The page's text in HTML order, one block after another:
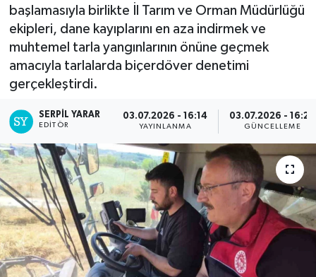
başlamasıyla birlikte İl Tarım ve Orman Müdürlüğü
ekipleri, dane kayıplarını en aza indirmek ve
muhtemel tarla yangınlarının önüne geçmek
amacıyla tarlalarda biçerdöver denetimi
gerçekleştirdi.
SERPİL YARAR
EDITÖR
03.07.2026 - 16:14
YAYINLANMA
03.07.2026 - 16:20
GÜNCELLEME